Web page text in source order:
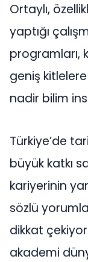
Ortaylı,
yaptığı
programları,
geniş
nadir bilim
Türkiye’de
büyük katkı
kariyerinin
sözlü
dikkat
akademi